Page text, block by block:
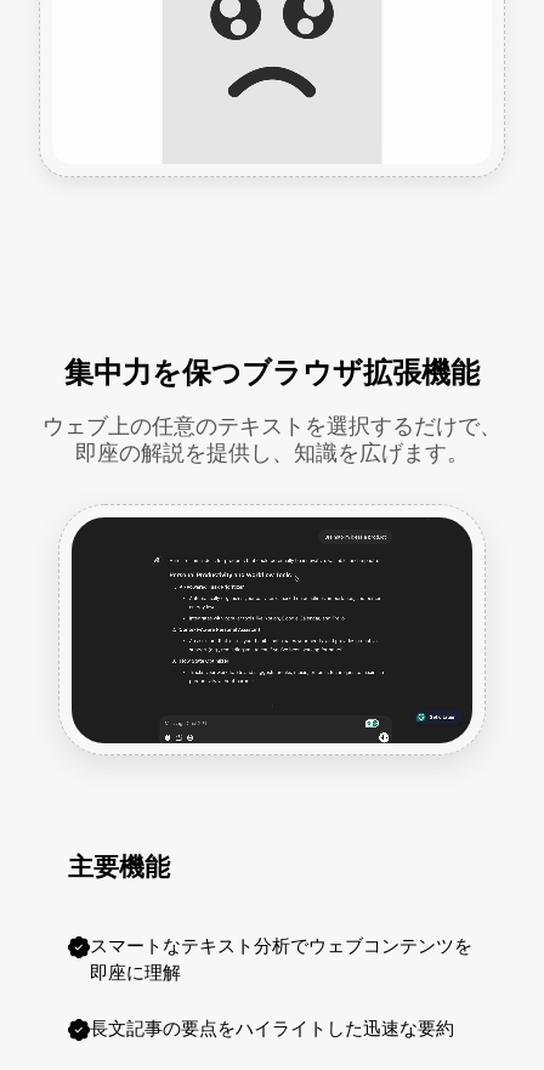
集中力を保つブラウザ拡張機能
ウェブ上の任意のテキストを選択するだけで、
即座の解説を提供し、知識を広げます。
主要機能
スマートなテキスト分析でウェブコンテンツを
即座に理解
長文記事の要点をハイライトした迅速な要約